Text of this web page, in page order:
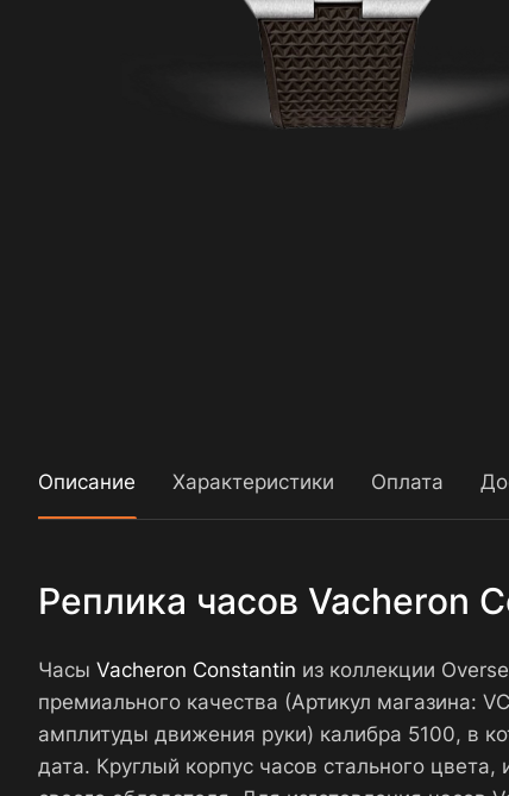
Описание Характеристики Оплата
Реплика часов Vacheron
Часы Vacheron Constantin из коллекции
премиального качества (Артикул магазина:
амплитуды движения руки) калибра 5100, в
дата. Круглый корпус часов стального